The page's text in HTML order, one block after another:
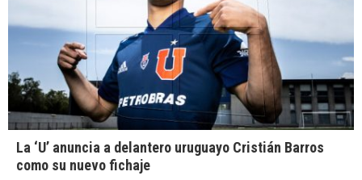
La ‘U’ anuncia a delantero uruguayo Cristián Barros
como su nuevo fichaje